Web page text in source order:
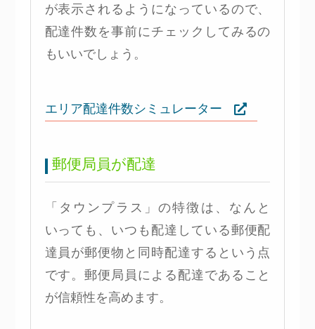
が表示されるようになっているので、
配達件数を事前にチェックしてみるの
もいいでしょう。
エリア配達件数シミュレーター
郵便局員が配達
「タウンプラス」の特徴は、なんと
いっても、いつも配達している郵便配
達員が郵便物と同時配達するという点
です。郵便局員による配達であること
が信頼性を高めます。